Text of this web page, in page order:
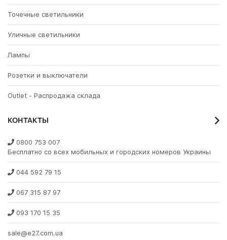
Точечные светильники
Уличные светильники
Лампы
Розетки и выключатели
Outlet - Распродажа склада
КОНТАКТЫ
0800 753 007
Бесплатно со всех мобильных и городских номеров Украины
044 592 79 15
067 315 87 97
093 170 15 35
sale@e27.com.ua